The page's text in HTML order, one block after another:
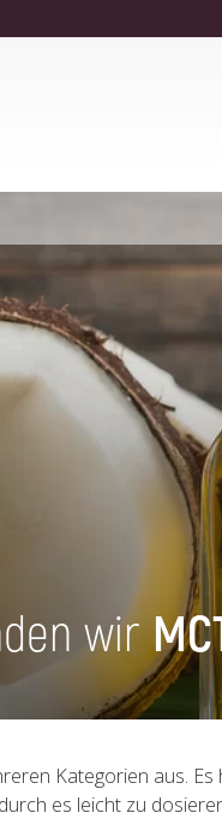
wir
Kategorien aus.
es leicht zu